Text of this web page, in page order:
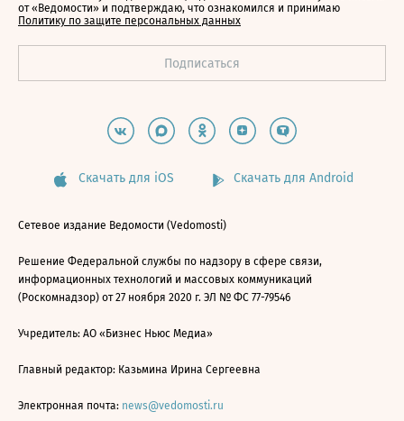
от «Ведомости» и подтверждаю, что ознакомился и принимаю
Политику по защите персональных данных
Скачать для iOS Скачать для Android
Сетевое издание Ведомости (Vedomosti)
Решение Федеральной службы по надзору в сфере связи,
информационных технологий и массовых коммуникаций
(Роскомнадзор) от 27 ноября 2020 г. ЭЛ № ФС 77-79546
Учредитель: АО «Бизнес Ньюс Медиа»
Главный редактор: Казьмина Ирина Сергеевна
Электронная почта: news@vedomosti.ru